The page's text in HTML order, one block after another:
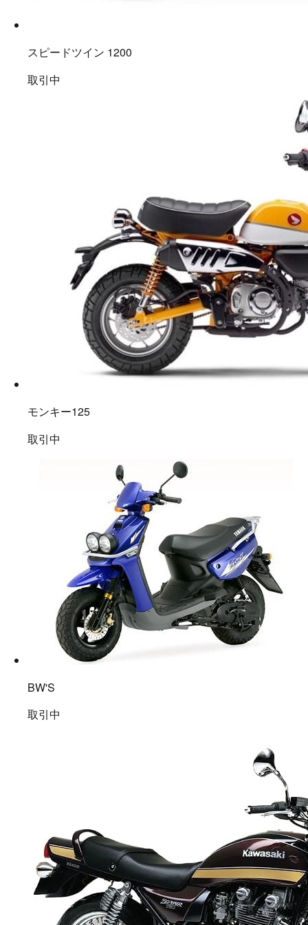
スピードツイン 1200
取引中
モンキー125
取引中
BW'S
取引中